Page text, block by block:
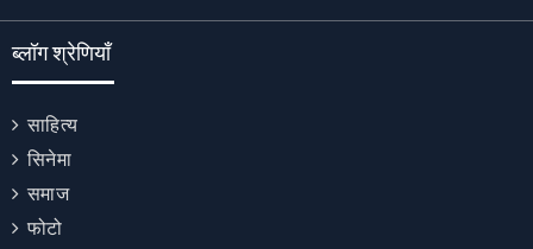
ब्लॉग श्रेणियाँ
साहित्य
सिनेमा
समाज
फोटो